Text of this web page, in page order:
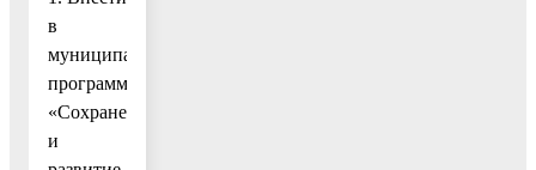
в
муниципальную
программу
«Сохранение
и